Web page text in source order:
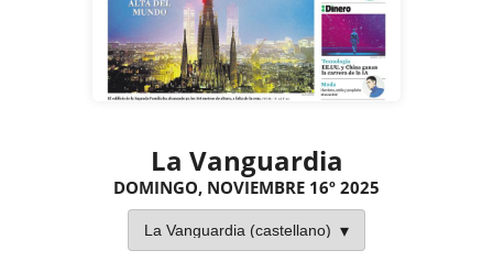
La Vanguardia
DOMINGO, NOVIEMBRE 16º 2025